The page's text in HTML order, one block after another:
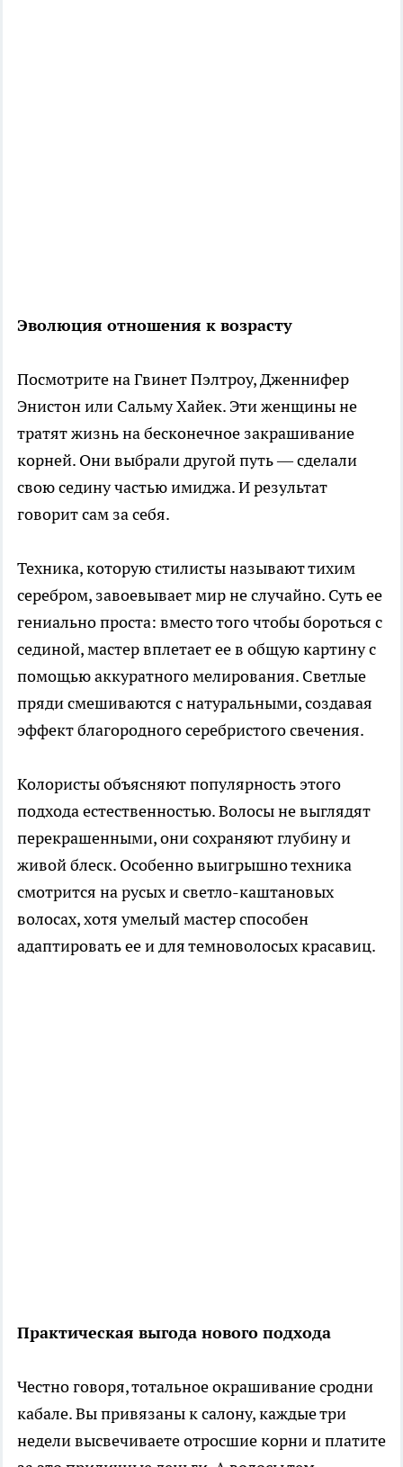
Эволюция отношения к возрасту
Посмотрите на Гвинет Пэлтроу, Дженнифер
Энистон или Сальму Хайек. Эти женщины не
тратят жизнь на бесконечное закрашивание
корней. Они выбрали другой путь — сделали
свою седину частью имиджа. И результат
говорит сам за себя.
Техника, которую стилисты называют тихим
серебром, завоевывает мир не случайно. Суть ее
гениально проста: вместо того чтобы бороться с
сединой, мастер вплетает ее в общую картину с
помощью аккуратного мелирования. Светлые
пряди смешиваются с натуральными, создавая
эффект благородного серебристого свечения.
Колористы объясняют популярность этого
подхода естественностью. Волосы не выглядят
перекрашенными, они сохраняют глубину и
живой блеск. Особенно выигрышно техника
смотрится на русых и светло-каштановых
волосах, хотя умелый мастер способен
адаптировать ее и для темноволосых красавиц.
Практическая выгода нового подхода
Честно говоря, тотальное окрашивание сродни
кабале. Вы привязаны к салону, каждые три
недели высвечиваете отросшие корни и платите